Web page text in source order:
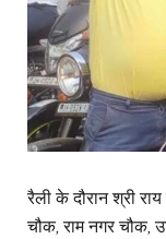
रैली के दौरान श्री
चौक, राम नगर चौक,